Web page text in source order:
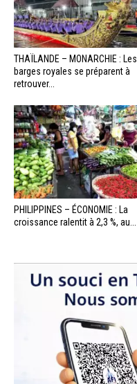
THAÏLANDE – MONARCHIE : Les
barges royales se préparent à
retrouver...
PHILIPPINES – ÉCONOMIE : La
croissance ralentit à 2,3 %, au...